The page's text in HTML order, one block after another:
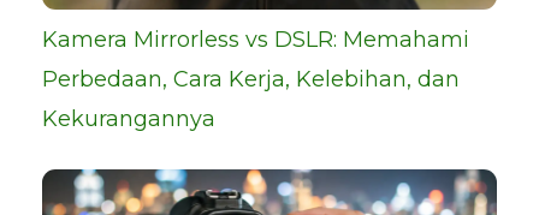
Kamera Mirrorless vs DSLR: Memahami
Perbedaan, Cara Kerja, Kelebihan, dan
Kekurangannya